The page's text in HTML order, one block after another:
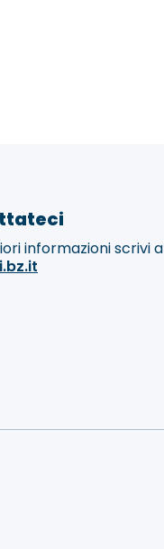
informazioni scrivi a